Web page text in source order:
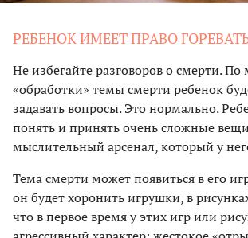
РЕБЕНОК ИМЕЕТ ПРАВО
Не избегайте разговоров о смерти. По
«обработки» темы смерти ребенок
задавать вопросы. Это нормально.
понять и принять очень сложные
мыслительный арсенал, который у
Тема смерти может появиться в его
он будет хоронить игрушки, в
что в первое время у этих игр или